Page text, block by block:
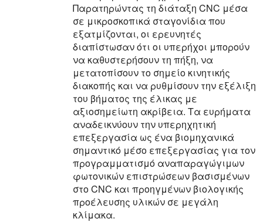
Παρατηρώντας τη διάταξη CNC μέσα
σε μικροσκοπικά σταγονίδια που
εξατμίζονται, οι ερευνητές
διαπίστωσαν ότι οι υπερήχοι μπορούν
να καθυστερήσουν τη πήξη, να
μετατοπίσουν το σημείο κινητικής
διακοπής και να ρυθμίσουν την εξέλιξη
του βήματος της έλικας με
αξιοσημείωτη ακρίβεια. Τα ευρήματα
αναδεικνύουν την υπερηχητική
επεξεργασία ως ένα βιομηχανικά
σημαντικό μέσο επεξεργασίας για τον
προγραμματισμό αναπαραγώγιμων
φωτονικών επιστρώσεων βασισμένων
στο CNC και προηγμένων βιολογικής
προέλευσης υλικών σε μεγάλη
κλίμακα.